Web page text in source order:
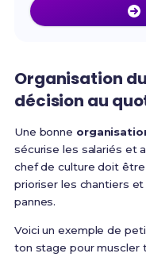
Organisation
décision au
Une bonne
sécurise les salariés et
chef de culture doit être
prioriser les chantiers
pannes.
Voici un exemple de
ton stage pour muscler